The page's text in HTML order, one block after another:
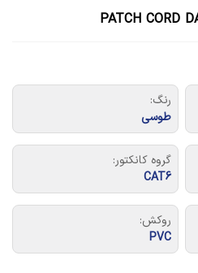
PATCH CORD
رنگ:
طوسی
گروه کانکتور:
CAT6
روکش:
PVC